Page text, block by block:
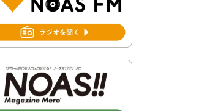
総合計画後期基本計画策定業
書が変わります！
2026年7月30日 豊前市立豊前
中学校の進捗状況について